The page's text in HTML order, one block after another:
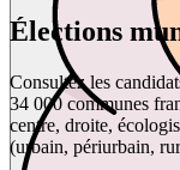
Élections
Consultez les
34 000 communes
centre, droite,
(urbain, périurbain,